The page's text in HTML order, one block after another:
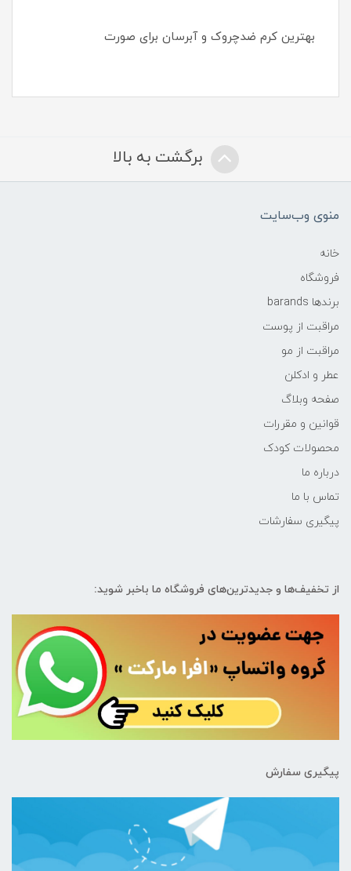
بهترین کرم ضدچروک و آبرسان برای صورت
برگشت به بالا
منوی وب‌سایت
خانه
فروشگاه
برندها barands
مراقبت از پوست
مراقبت از مو
عطر و ادکلن
صفحه وبلاگ
قوانین و مقررات
محصولات کودک
درباره ما
تماس با ما
پیگیری سفارشات
از تخفیف‌ها و جدیدترین‌های فروشگاه ما باخبر شوید:
پیگیری سفارش